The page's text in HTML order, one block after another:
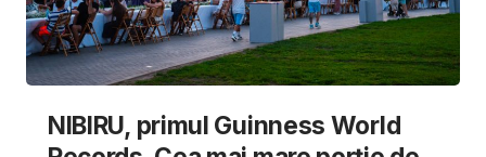
NIBIRU, primul Guinness World